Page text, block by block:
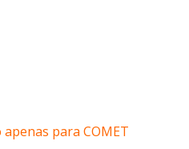
para COMET